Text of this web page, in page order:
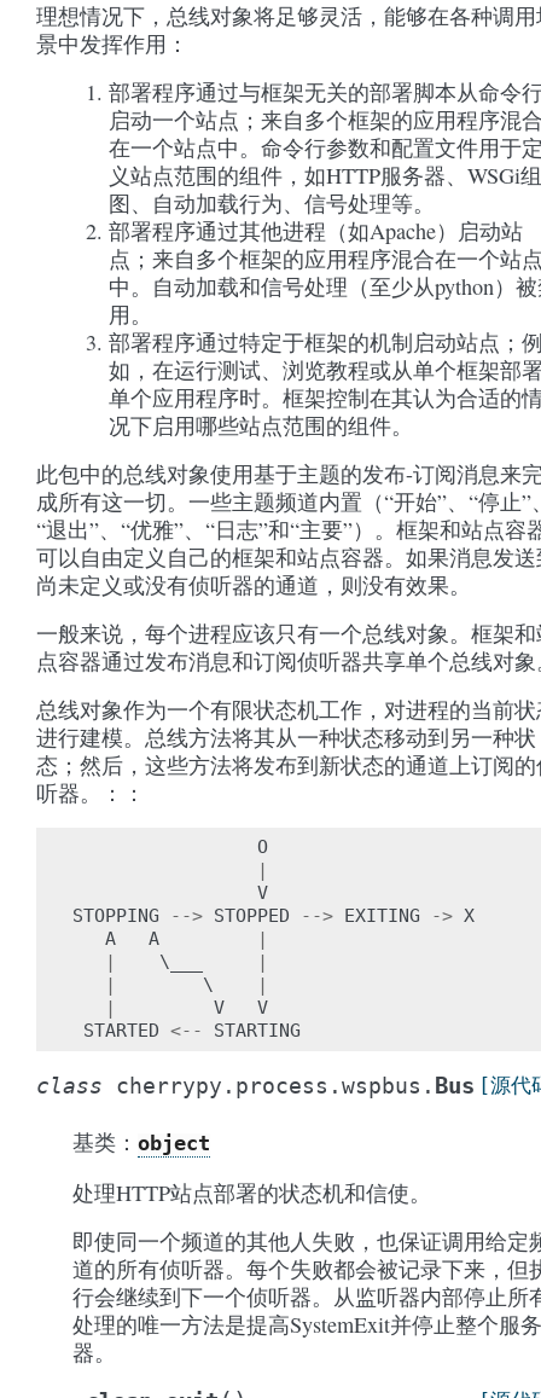
理想情况下，总线对象将足够灵活，能够在各种调
景中发挥作用：
部署程序通过与框架无关的部署脚本从命令
启动一个站点；来自多个框架的应用程序混
在一个站点中。命令行参数和配置文件用于
义站点范围的组件，如HTTP服务器、WSGi
图、自动加载行为、信号处理等。
部署程序通过其他进程（如Apache）启动站
点；来自多个框架的应用程序混合在一个站
中。自动加载和信号处理（至少从python）
用。
部署程序通过特定于框架的机制启动站点；
如，在运行测试、浏览教程或从单个框架部
单个应用程序时。框架控制在其认为合适的
况下启用哪些站点范围的组件。
此包中的总线对象使用基于主题的发布-订阅消息来
成所有这一切。一些主题频道内置（“开始”、“停止”
“退出”、“优雅”、“日志”和“主要”）。框架和站点容
可以自由定义自己的框架和站点容器。如果消息发
尚未定义或没有侦听器的通道，则没有效果。
一般来说，每个进程应该只有一个总线对象。框架
点容器通过发布消息和订阅侦听器共享单个总线对
总线对象作为一个有限状态机工作，对进程的当前
进行建模。总线方法将其从一种状态移动到另一种状
态；然后，这些方法将发布到新状态的通道上订阅
听器。：：
O
|
V
STOPPING
--> STOPPED --> EXITING -> X
A
A
|
|
    \
|
|
        \
|
|
V
V
STARTED <-- STARTING
class cherrypy.process.wspbus. Bus [源代
基类： object
处理HTTP站点部署的状态机和信使。
即使同一个频道的其他人失败，也保证调用给定
道的所有侦听器。每个失败都会被记录下来，但
行会继续到下一个侦听器。从监听器内部停止所
处理的唯一方法是提高SystemExit并停止整个服务
器。